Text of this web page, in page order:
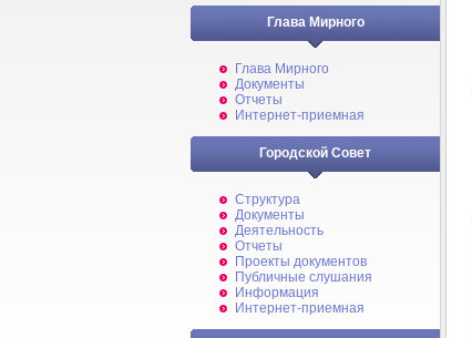
Глава Мирного
Глава Мирного
Документы
Отчеты
Интернет-приемная
Городской Совет
Структура
Документы
Деятельность
Отчеты
Проекты документов
Публичные слушания
Информация
Интернет-приемная